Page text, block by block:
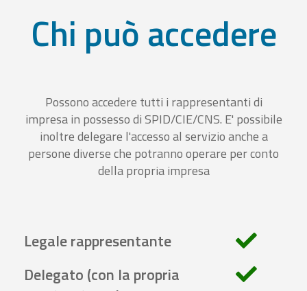
Chi può accedere
Possono accedere tutti i rappresentanti di
impresa in possesso di SPID/CIE/CNS. E' possibile
inoltre delegare l'accesso al servizio anche a
persone diverse che potranno operare per conto
della propria impresa
Legale rappresentante
Delegato (con la propria